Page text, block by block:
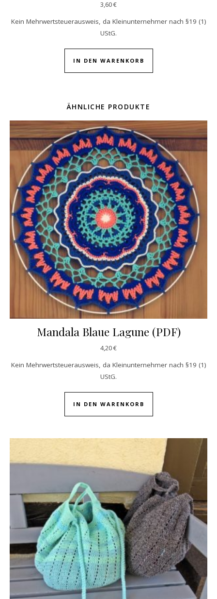
3,60€
Kein Mehrwertsteuerausweis, da Kleinunternehmer nach §19 (1)
UStG.
IN DEN WARENKORB
ÄHNLICHE PRODUKTE
Mandala Blaue Lagune (PDF)
4,20€
Kein Mehrwertsteuerausweis, da Kleinunternehmer nach §19 (1)
UStG.
IN DEN WARENKORB